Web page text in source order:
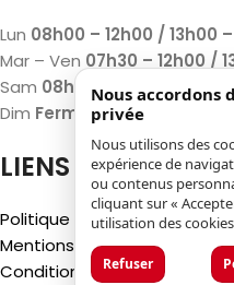
Lun 08h00 – 12h00 / 13h00
Mar – Ven 07h30 – 12h00 /
Sam 08h00 – 12h00 / 13h00
Dim Fermé
LIENS
Politique de confidentialité
Mentions légales
Conditions générales
Nous accordons
privée
Nous utilisons des
expérience de
ou contenus
cliquant sur «
utilisation des
Refuser